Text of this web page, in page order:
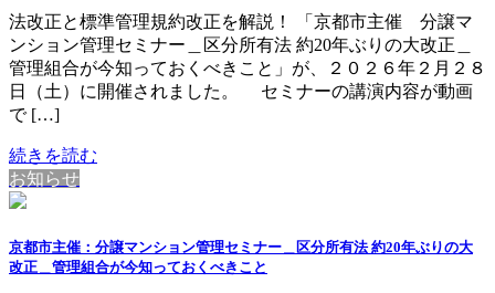
法改正と標準管理規約改正を解説！ 「京都市主催 分譲マ
ンション管理セミナー＿区分所有法 約20年ぶりの大改正＿
管理組合が今知っておくべきこと」が、２０２６年２月２８
日（土）に開催されました。 セミナーの講演内容が動画
で […]
続きを読む
お知らせ
京都市主催：分譲マンション管理セミナー＿区分所有法 約20年ぶりの大
改正＿管理組合が今知っておくべきこと